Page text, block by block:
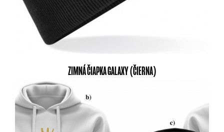
ZIMNÁ ČIAPKA GALAXY (ČIERNA)